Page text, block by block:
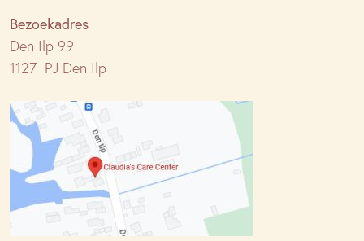
Bezoekadres
Den Ilp 99
1127 PJ Den Ilp